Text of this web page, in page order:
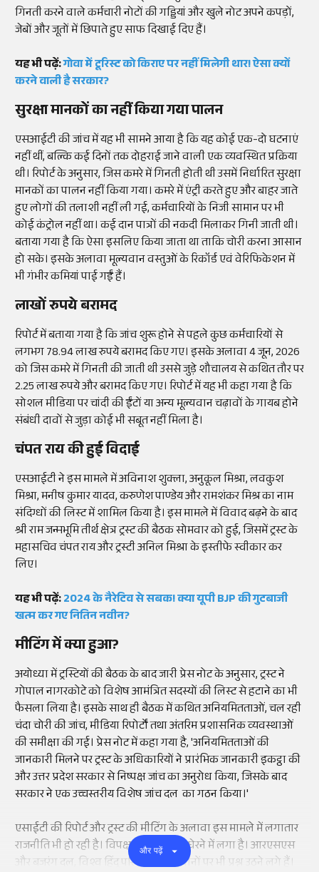
गिनती करने वाले कर्मचारी नोटों की गड्डियां और खुले नोट अपने कपड़ों,
जेबों और जूतों में छिपाते हुए साफ दिखाई दिए हैं।
यह भी पढ़ें:गोवा में टूरिस्ट को किराए पर नहीं मिलेगी थार! ऐसा क्यों
करने वाली है सरकार?
सुरक्षा मानकों का नहीं किया गया पालन
एसआईटी की जांच में यह भी सामने आया है कि यह कोई एक-दो घटनाएं
नहीं थीं, बल्कि कई दिनों तक दोहराई जाने वाली एक व्यवस्थित प्रक्रिया
थी। रिपोर्ट के अनुसार, जिस कमरे में गिनती होती थी उसमें निर्धारित सुरक्षा
मानकों का पालन नहीं किया गया। कमरे में एंट्री करते हुए और बाहर जाते
हुए लोगों की तलाशी नहीं ली गई, कर्मचारियों के निजी सामान पर भी
कोई कंट्रोल नहीं था। कई दान पात्रों की नकदी मिलाकर गिनी जाती थी।
बताया गया है कि ऐसा इसलिए किया जाता था ताकि चोरी करना आसान
हो सके। इसके अलावा मूल्यवान वस्तुओं के रिकॉर्ड एवं वेरिफिकेशन में
भी गंभीर कमियां पाई गईं हैं।
लाखों रुपये बरामद
रिपोर्ट में बताया गया है कि जांच शुरू होने से पहले कुछ कर्मचारियों से
लगभग 78.94 लाख रुपये बरामद किए गए। इसके अलावा 4 जून, 2026
को जिस कमरे में गिनती की जाती थी उससे जुड़े शौचालय से कथित तौर पर
2.25 लाख रुपये और बरामद किए गए। रिपोर्ट में यह भी कहा गया है कि
सोशल मीडिया पर चांदी की ईंटों या अन्य मूल्यवान चढ़ावों के गायब होने
संबंधी दावों से जुड़ा कोई भी सबूत नहीं मिला है।
चंपत राय की हुई विदाई
एसआईटी ने इस मामले में अविनाश शुक्ला, अनुकूल मिश्रा, लवकुश
मिश्रा, मनीष कुमार यादव, करुणेश पाण्डेय और रामशंकर मिश्र का नाम
संदिग्धों की लिस्ट में शामिल किया है। इस मामले में विवाद बढ़ने के बाद
श्री राम जन्मभूमि तीर्थ क्षेत्र ट्रस्ट की बैठक सोमवार को हुई, जिसमें ट्रस्ट के
महासचिव चंपत राय और ट्रस्टी अनिल मिश्रा के इस्तीफे स्वीकार कर
लिए।
यह भी पढ़ें:2024 के नैरेटिव से सबक! क्या यूपी BJP की गुटबाजी
खत्म कर गए नितिन नवीन?
मीटिंग में क्या हुआ?
अयोध्या में ट्रस्टियों की बैठक के बाद जारी प्रेस नोट के अनुसार, ट्रस्ट ने
गोपाल नागरकोटे को विशेष आमंत्रित सदस्यों की लिस्ट से हटाने का भी
फैसला लिया है। इसके साथ ही बैठक में कथित अनियमितताओं, चल रही
चंदा चोरी की जांच, मीडिया रिपोर्टों तथा अंतरिम प्रशासनिक व्यवस्थाओं
की समीक्षा की गई। प्रेस नोट में कहा गया है, 'अनियमितताओं की
जानकारी मिलने पर ट्रस्ट के अधिकारियों ने प्रारंभिक जानकारी इकट्ठा की
और उत्तर प्रदेश सरकार से निष्पक्ष जांच का अनुरोध किया, जिसके बाद
सरकार ने एक उच्चस्तरीय विशेष जांच दल का गठन किया।'
एसाईटी की रिपोर्ट और ट्रस्ट की मीटिंग के अलावा इस मामले में लगातार
राजनीति भी हो रही है। विपक्ष सत्ता पक्ष को घेरने में लगा है। आरएसएस
और बजरंग दल, विश्व हिंदू परिषद जैसे संस्थानों पर भी प्रश्न उठने लगे हैं।
और पढ़ें